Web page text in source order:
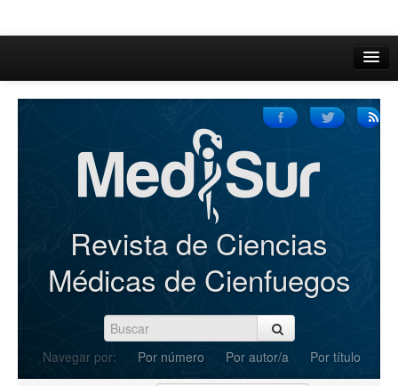
Inicio
Iniciar sesión
Registrarse
Revista de Ciencias
Médicas de Cienfuegos
Navegar por: Por número Por autor/a Por título